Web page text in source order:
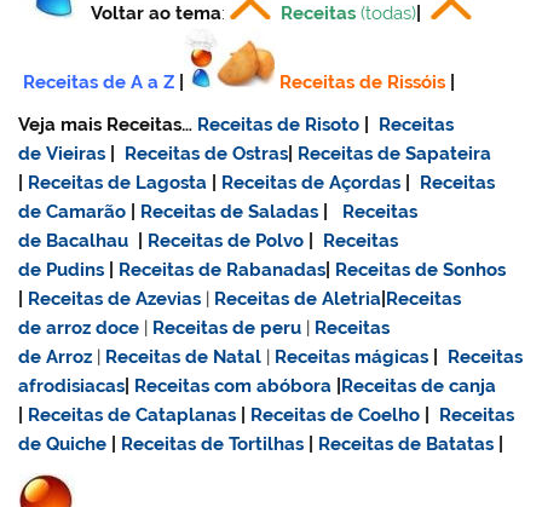
Voltar ao tema: Receitas (todas)
Receitas de A a Z Receitas de Rissóis
Veja mais Receitas… Receitas de Risoto
Receitas
de Vieiras
Receitas de Ostras Receitas de Sapateira
Receitas de Lagosta Receitas de Açordas
Receitas
de Camarão
Receitas de Saladas
Receitas
de Bacalhau
Receitas de Polvo
Receitas
de Pudins
Receitas de Rabanadas Receitas de Sonhos
Receitas de Azevias | Receitas de Aletria Receitas
dearroz doce | Receitas de peru | Receitas
de Arroz | Receitas de Natal | Receitas mágicas
Receitas
afrodisiacas Receitas com abóbora Receitas de canja
Receitas de Cataplanas Receitas de Coelho
Receitas
de Quiche
Receitas de Tortilhas Receitas de Batatas